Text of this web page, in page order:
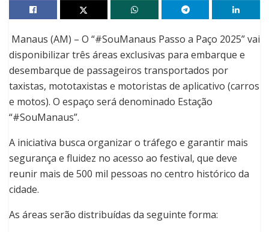
Manaus (AM) – O “#SouManaus Passo a Paço 2025” vai
disponibilizar três áreas exclusivas para embarque e
desembarque de passageiros transportados por
taxistas, mototaxistas e motoristas de aplicativo (carros
e motos). O espaço será denominado Estação
“#SouManaus”.
A iniciativa busca organizar o tráfego e garantir mais
segurança e fluidez no acesso ao festival, que deve
reunir mais de 500 mil pessoas no centro histórico da
cidade.
As áreas serão distribuídas da seguinte forma: